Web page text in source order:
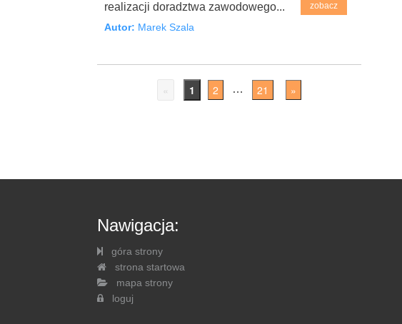
realizacji doradztwa zawodowego...
zobacz
Autor: Marek Szala
« 1 2 … 21 »
Nawigacja:
góra strony
strona startowa
mapa strony
loguj